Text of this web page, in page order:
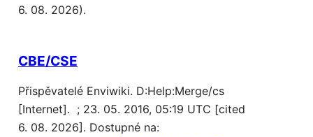
6. 08. 2026).
CBE/CSE
Přispěvatelé Enviwiki. D:Help:Merge/cs
[Internet]. ; 23. 05. 2016, 05:19 UTC [cited
6. 08. 2026]. Dostupné na: